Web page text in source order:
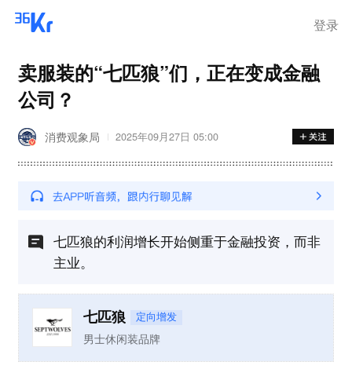
登录
卖服装的“七匹狼”们，正在变成金融
公司？
消费观象局 2025年09月27日 05:00
七匹狼的利润增长开始侧重于金融投资，而非
主业。
七匹狼 定向增发
男士休闲装品牌